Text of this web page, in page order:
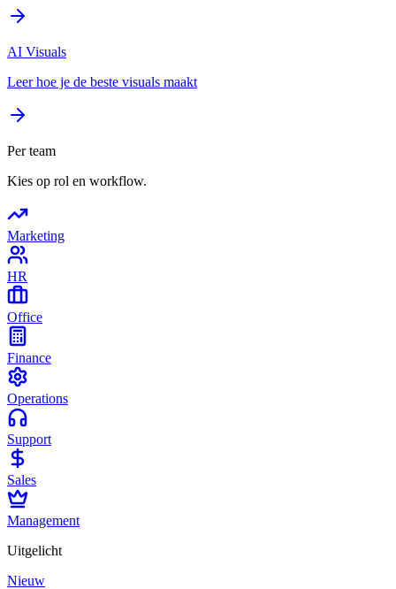
AI Visuals
Leer hoe je de beste visuals maakt
Per team
Kies op rol en workflow.
Marketing
HR
Office
Finance
Operations
Support
Sales
Management
Uitgelicht
Nieuw